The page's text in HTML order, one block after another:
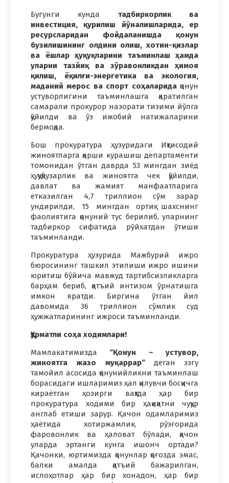
Бугунги кунда тадбиркорлик ва
инвестиция, қурилиш йўналишларида, ер
ресурсларидан фойдаланишда қонун
бузилишининг олдини олиш, хотин-қизлар
ва ёшлар ҳуқуқларини таъминлаш ҳамда
уларни тазйиқ ва зўравонликдан ҳимоя
қилиш, ёқилғи-энергетика ва экология,
маданий мерос ва спорт соҳаларидақонун
устуворлигини таъминлашга қаратилган
самарали прокурор назорати тизими йўлга
қўйилди ва ўз ижобий натижаларини
бермоқда.
Бош прокуратура ҳузуридаги Иқтисодий
жиноятларга қарши курашиш департаменти
томонидан ўтган даврда 53 мингдан зиёд
ҳуқуқбузарлик ва жиноятга чек қўйилди,
давлат ва жамият манфаатларига
етказилган 4,7 триллион сўм зарар
ундирилди, 15 мингдан ортиқ шахснинг
фаолиятига қонуний тус берилиб, уларнинг
тадбиркор сифатида рўйхатдан ўтиши
таъминланди.
Прокуратура ҳузурида Мажбурий ижро
бюросининг ташкил этилиши ижро ишини
юритиш бўйича мавжуд тартибсизликларга
барҳам бериб, қатъий интизом ўрнатишга
имкон яратди. Биргина ўтган йил
давомида 36 триллион сўмлик суд
ҳужжатларининг ижроси таъминланди.
Ҳурматли соҳа ходимлари!
Мамлакатимизда “Қонун – устувор,
жиноятга жазо муқаррар” деган эзгу
тамойил асосида қонунийликни таъминлаш
борасидаги ишларимиз ҳал қилувчи босқичга
кираётган ҳозирги вақтда ҳар бир
прокуратура ходими бир ҳақиқатни чуқур
англаб етиши зарур. Қачон одамларимиз
ҳаётида хотиржамлик, рўзғорида
фаровонлик ва ҳаловат бўлади, қачон
уларда эртанги кунга ишонч ортади?
Қачонки, юртимизда қонунлар қоғозда эмас,
балки амалда қатъий бажарилган,
ислоҳотлар ҳар бир хонадон, ҳар бир